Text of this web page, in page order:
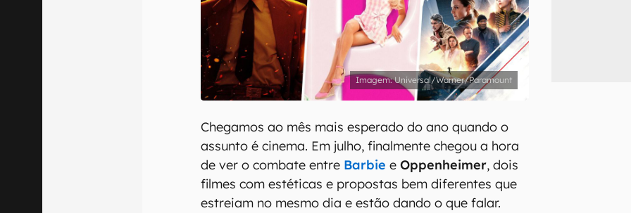
Confirmo que li, aceito e concordo com os Termos de Uso e Política de Privacidade do
Universal/Warner/Paramount
Chegamos ao mês mais esperado do ano quando o
assunto é cinema. Em julho, finalmente chegou a hora
de ver o combate entre Barbie eOppenheimer, dois
filmes com estéticas e propostas bem diferentes que
estreiam no mesmo dia e estão dando o que falar.